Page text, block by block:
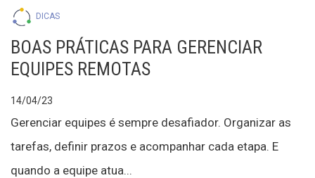
DICAS
BOAS PRÁTICAS PARA GERENCIAR
EQUIPES REMOTAS
14/04/23
Gerenciar equipes é sempre desafiador. Organizar as
tarefas, definir prazos e acompanhar cada etapa. E
quando a equipe atua...